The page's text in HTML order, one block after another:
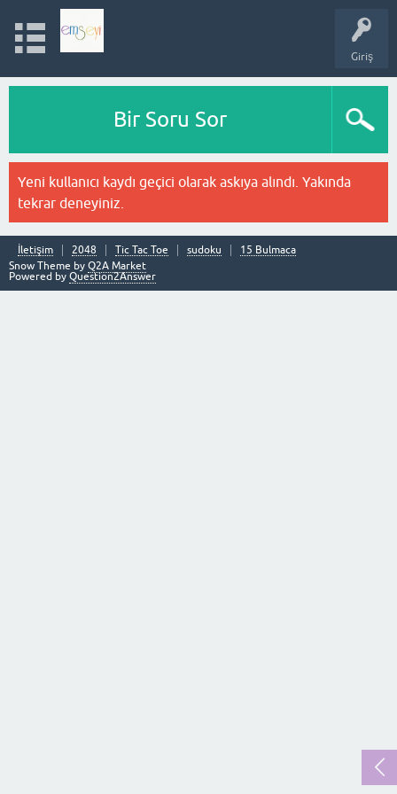
Giriş
Bir Soru Sor
Yeni kullanıcı kaydı geçici olarak askıya alındı. Yakında
tekrar deneyiniz.
İletişim 2048 Tic Tac Toe sudoku
15 Bulmaca
Snow Theme by Q2A Market
Powered by Question2Answer